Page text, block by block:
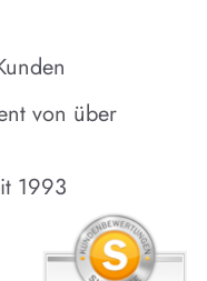
von über
1993